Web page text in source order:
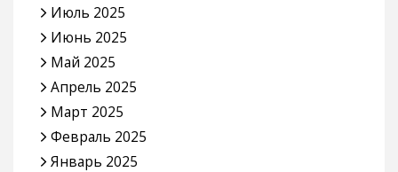
Июль 2025
Июнь 2025
Май 2025
Апрель 2025
Март 2025
Февраль 2025
Январь 2025